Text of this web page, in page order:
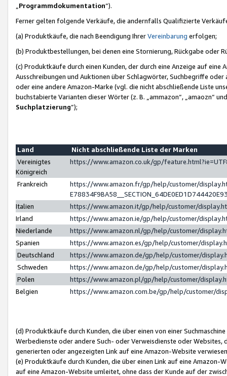
Programmdokumentation“).
Ferner gelten folgende Verkäufe, die andernfalls Qualifizierte
(a) Produktkäufe, die nach Beendigung IhrerVereinbarung erfolgen;
(b) Produktbestellungen, bei denen eine Stornierung, Rückgabe oder
(c) Produktkäufe durch einen Kunden, der durch eine Anzeige auf
Ausschreibungen und Auktionen über Schlagwörter, Suchbegriffe
oder eine andere Amazon-Marke (vgl. die nicht abschließende Liste
buchstabierte Varianten dieser Wörter (z. B. „ammazon“, „amaozn“
Suchplatzierung”);
Land
Nicht abschließende Liste der Marken
Vereinigtes
Königreich
https://www.amazon.co.uk/gp/
Frankreich
https://www.amazon.fr/gp/help/customer/
Italien
https://www.amazon.it/gp/help/customer/
Irland
https://www.amazon.ie/gp/help/customer/
Niederlande
https://www.amazon.nl/gp/help/customer/
Spanien
https://www.amazon.es/gp/help/customer/
Deutschland
https://www.amazon.de/gp/help/customer/
Schweden
https://www.amazon.de/gp/help/customer/
Polen
https://www.amazon.pl/gp/help/customer/
Belgien
https://www.amazon.com.be/gp/help/customer/
(d) Produktkäufe durch Kunden, die über einen von einer
Werbedienste oder andere Such- oder Verweisdienste oder Websites,
generierten oder angezeigten Link auf eine Amazon-Website
(e) Produktkäufe durch Kunden, die über einen Link auf eine
auf eine Amazon-Website umleitet, ohne dass der Kunde auf der